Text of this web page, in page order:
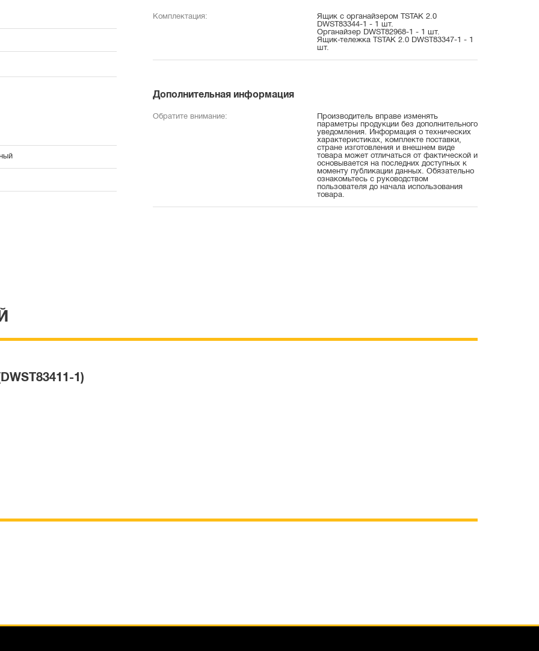
Комплектация:
Ящик с органайзером TSTAK 2.0
DWST83344-1 - 1 шт.
Органайзер DWST82968-1 - 1 шт.
Ящик-тележка TSTAK 2.0 DWST83347-1 - 1
шт.
Дополнительная информация
Обратите внимание:
Производитель вправе изменять
параметры продукции без дополнительного
уведомления. Информация о технических
характеристиках, комплекте поставки,
стране изготовления и внешнем виде
товара может отличаться от фактической и
основывается на последних доступных к
моменту публикации данных. Обязательно
ознакомьтесь с руководством
пользователя до начала использования
товара.
1)